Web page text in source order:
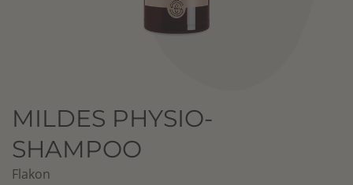
MILDES PHYSIO-
SHAMPOO
Flakon